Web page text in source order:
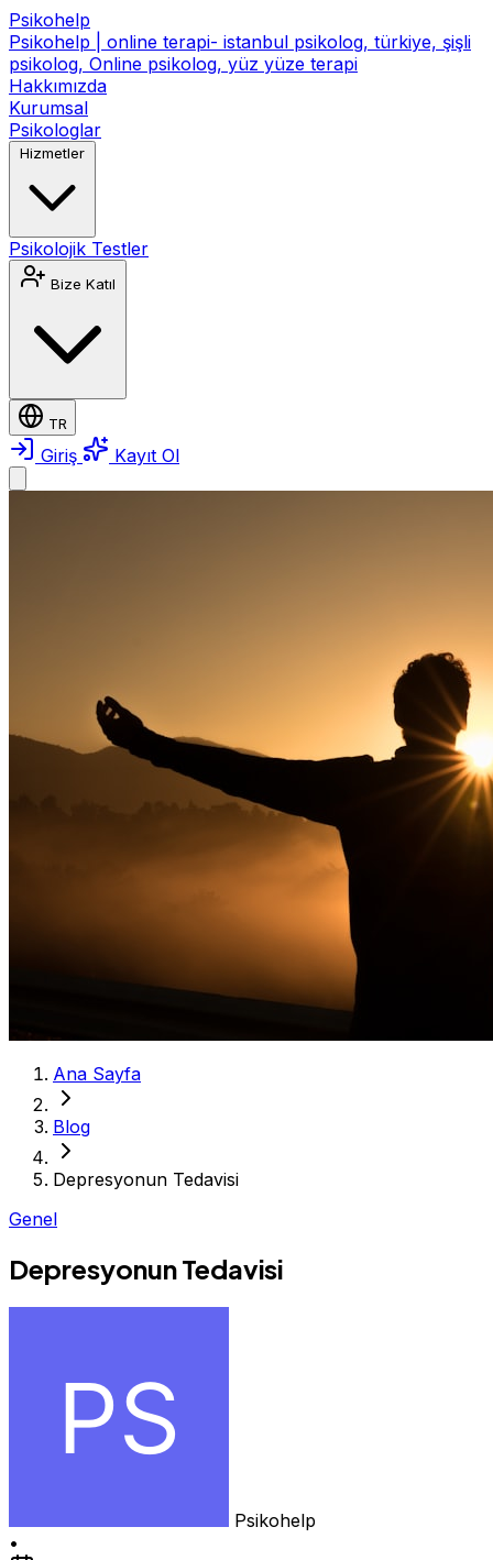
Psikohelp
Psikohelp | online terapi- istanbul psikolog, türkiye, şişli
psikolog, Online psikolog, yüz yüze terapi
Hakkımızda
Kurumsal
Psikologlar
Hizmetler
Psikolojik Testler
Bize Katıl
TR
Giriş Kayıt Ol
Ana Sayfa
Blog
Depresyonun Tedavisi
Genel
Depresyonun Tedavisi
Psikohelp
•